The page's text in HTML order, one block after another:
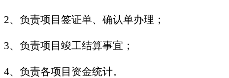
2、负责项目签证单、确认单办理；
3、负责项目竣工结算事宜；
4、负责各项目资金统计。